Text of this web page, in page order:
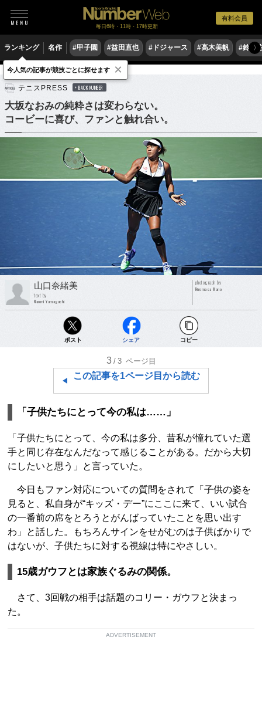
有料会員
毎日6時・11時・17時更新
ランキング 名作 #甲子園 #益田直也 #ドジャース #高木美帆 #鈴木
〉
テニス 女子テニス
テニスPRESS BACK NUMBER
大坂なおみの純粋さは変わらない。
コービーに喜び、ファンと触れ合い。
山口奈緒美
text by
Naomi Yamaguchi
photograph by
Hiromasa Mano
ポスト シェア コピー
3 /3 ページ目
この記事を1ページ目から読む
「子供たちにとって今の私は……」
「子供たちにとって、今の私は多分、昔私が憧れていた選
手と同じ存在なんだなって感じることがある。だから大切
にしたいと思う」と言っていた。
今日もファン対応についての質問をされて「子供の姿を
見ると、私自身が“キッズ・デー”にここに来て、いい試合
の一番前の席をとろうとがんばっていたことを思い出す
わ」と話した。もちろんサインをせがむのは子供ばかりで
はないが、子供たちに対する視線は特にやさしい。
15歳ガウフとは家族ぐるみの関係。
さて、3回戦の相手は話題のコリー・ガウフと決まっ
た。
ADVERTISEMENT
今人気の記事が競技ごとに探せます ×